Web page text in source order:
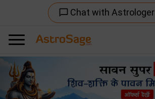
chat_bubble_outline Chat with Astrologer
Previous